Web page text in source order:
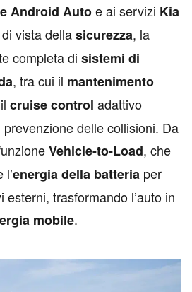
Android Autoe ai servizi Kia
vista dellasicurezza, la
completa di sistemi di
, tra cui il mantenimento
cruise control adattivo
delle collisioni. Da
Vehicle-to-Load, che
energia della batteria per
trasformando l’auto in
mobile.